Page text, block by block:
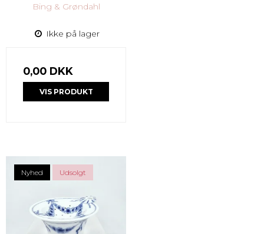
Bing & Grøndahl
Ikke på lager
0,00 DKK
VIS PRODUKT
Nyhed Udsolgt